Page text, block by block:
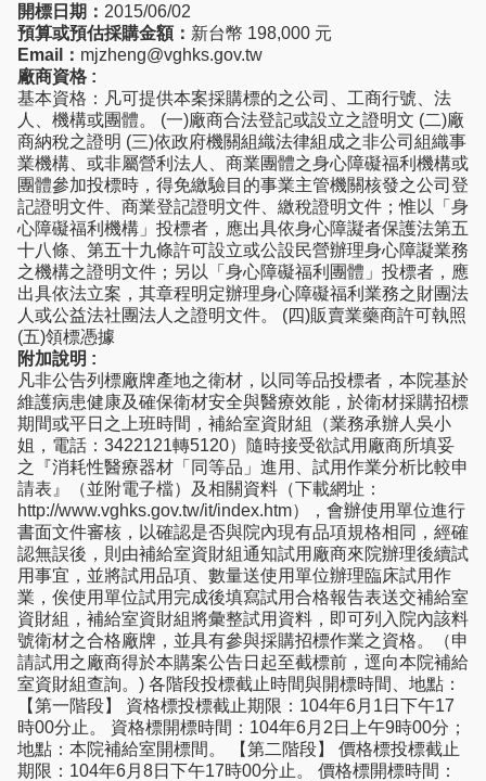
開標日期： 2015/06/02
預算或預估採購金額： 新台幣 198,000 元
Email： mjzheng@vghks.gov.tw
廠商資格 :
基本資格：凡可提供本案採購標的之公司、工商行號、法
人、機構或團體。 (一)廠商合法登記或設立之證明文 (二)廠
商納稅之證明 (三)依政府機關組織法律組成之非公司組織事
業機構、或非屬營利法人、商業團體之身心障礙福利機構或
團體參加投標時，得免繳驗目的事業主管機關核發之公司登
記證明文件、商業登記證明文件、繳稅證明文件；惟以「身
心障礙福利機構」投標者，應出具依身心障譺者保護法第五
十八條、第五十九條許可設立或公設民營辦理身心障譺業務
之機構之證明文件；另以「身心障礙福利團體」投標者，應
出具依法立案，其章程明定辦理身心障礙福利業務之財團法
人或公益法社團法人之證明文件。 (四)販賣業藥商許可執照
(五)領標憑據
附加說明 :
凡非公告列標廠牌產地之衛材，以同等品投標者，本院基於
維護病患健康及確保衛材安全與醫療效能，於衛材採購招標
期間或平日之上班時間，補給室資財組（業務承辦人吳小
姐，電話：3422121轉5120）隨時接受欲試用廠商所填妥
之『消耗性醫療器材「同等品」進用、試用作業分析比較申
請表』（並附電子檔）及相關資料（下載網址：
http://www.vghks.gov.tw/it/index.htm），會辦使用單位進行
書面文件審核，以確認是否與院內現有品項規格相同，經確
認無誤後，則由補給室資財組通知試用廠商來院辦理後續試
用事宜，並將試用品項、數量送使用單位辦理臨床試用作
業，俟使用單位試用完成後填寫試用合格報告表送交補給室
資財組，補給室資財組將彙整試用資料，即可列入院內該料
號衛材之合格廠牌，並具有參與採購招標作業之資格。（申
請試用之廠商得於本購案公告日起至截標前，逕向本院補給
室資財組查詢。) 各階段投標截止時間與開標時間、地點：
【第一階段】 資格標投標截止期限：104年6月1日下午17
時00分止。 資格標開標時間：104年6月2日上午9時00分；
地點：本院補給室開標間。 【第二階段】 價格標投標截止
期限：104年6月8日下午17時00分止。 價格標開標時間：